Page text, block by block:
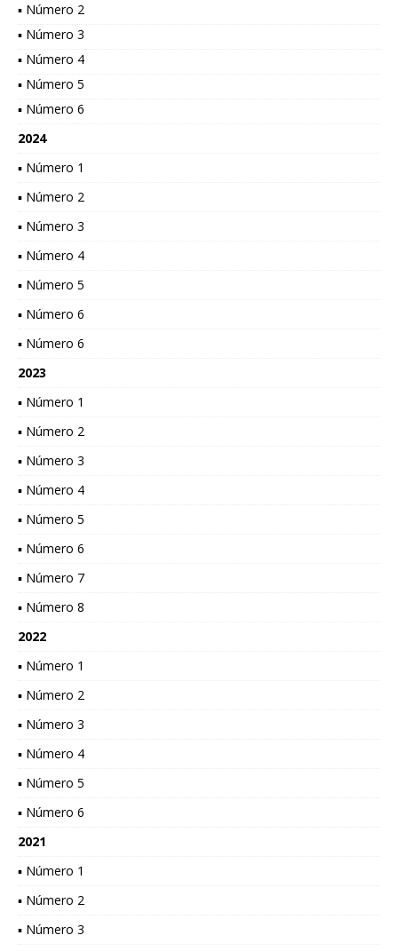
▪ Número 2
▪ Número 3
▪ Número 4
▪ Número 5
▪ Número 6
2024
▪ Número 1
▪ Número 2
▪ Número 3
▪ Número 4
▪ Número 5
▪ Número 6
▪ Número 6
2023
▪ Número 1
▪ Número 2
▪ Número 3
▪ Número 4
▪ Número 5
▪ Número 6
▪ Número 7
▪ Número 8
2022
▪ Número 1
▪ Número 2
▪ Número 3
▪ Número 4
▪ Número 5
▪ Número 6
2021
▪ Número 1
▪ Número 2
▪ Número 3